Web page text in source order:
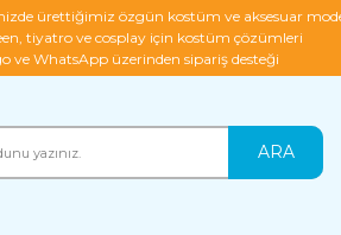
ürettiğimiz özgün kostüm ve aksesuar
tiyatro ve cosplay için kostüm çözümleri
ve WhatsApp üzerinden sipariş desteği
ARA